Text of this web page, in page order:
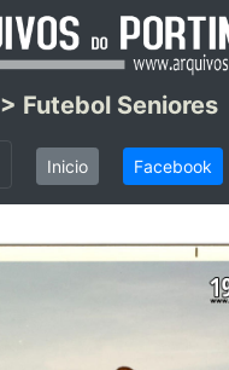
> Futebol Seniores
Inicio Facebook